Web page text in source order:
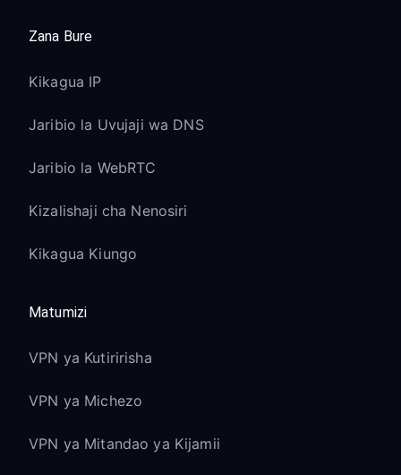
Zana Bure
Kikagua IP
Jaribio la Uvujaji wa DNS
Jaribio la WebRTC
Kizalishaji cha Nenosiri
Kikagua Kiungo
Matumizi
VPN ya Kutiririsha
VPN ya Michezo
VPN ya Mitandao ya Kijamii